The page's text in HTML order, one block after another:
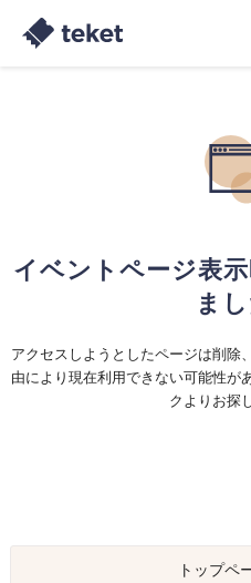
イベントページ表
まし
アクセスしようとしたページは削除
由により現在利用できない可能性が
クよりお探
トップペ